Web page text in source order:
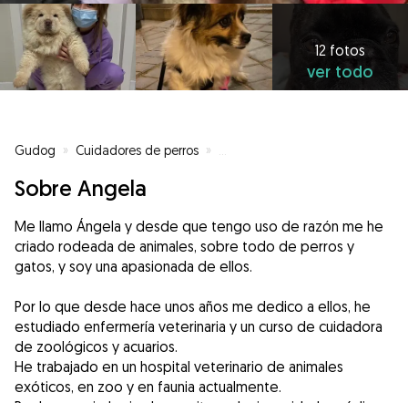
12 fotos
ver todo
Gudog » Cuidadores de perros »
Sobre Angela
Me llamo Ángela y desde que tengo uso de razón me he
criado rodeada de animales, sobre todo de perros y
gatos, y soy una apasionada de ellos.
Por lo que desde hace unos años me dedico a ellos, he
estudiado enfermería veterinaria y un curso de cuidadora
de zoológicos y acuarios.
He trabajado en un hospital veterinario de animales
exóticos, en zoo y en faunia actualmente.